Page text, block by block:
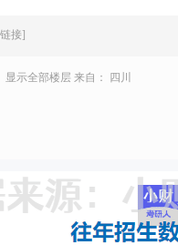
接]
显示全部楼层 来自： 四川